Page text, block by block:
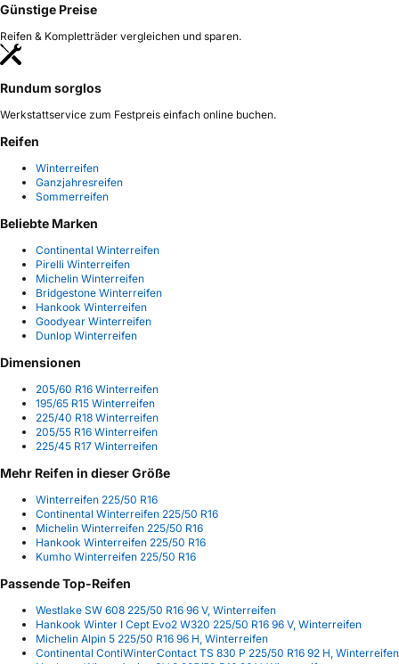
Günstige Preise
Reifen & Kompletträder vergleichen und sparen.
Rundum sorglos
Werkstattservice zum Festpreis einfach online buchen.
Reifen
Winterreifen
Ganzjahresreifen
Sommerreifen
Beliebte Marken
Continental Winterreifen
Pirelli Winterreifen
Michelin Winterreifen
Bridgestone Winterreifen
Hankook Winterreifen
Goodyear Winterreifen
Dunlop Winterreifen
Dimensionen
205/60 R16 Winterreifen
195/65 R15 Winterreifen
225/40 R18 Winterreifen
205/55 R16 Winterreifen
225/45 R17 Winterreifen
Mehr Reifen in dieser Größe
Winterreifen 225/50 R16
Continental Winterreifen 225/50 R16
Michelin Winterreifen 225/50 R16
Hankook Winterreifen 225/50 R16
Kumho Winterreifen 225/50 R16
Passende Top-Reifen
Westlake SW 608 225/50 R16 96 V, Winterreifen
Hankook Winter I Cept Evo2 W320 225/50 R16 96 V, Winterreifen
Michelin Alpin 5 225/50 R16 96 H, Winterreifen
Continental ContiWinterContact TS 830 P 225/50 R16 92 H, Winterreifen